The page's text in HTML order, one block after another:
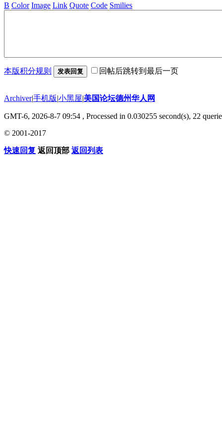
B Color Image Link Quote Code Smilies
本版积分规则 发表回复 回帖后跳转到最后一页
Archiver|手机版|小黑屋|美国论坛德州华人网
GMT-6, 2026-8-7 09:54 , Processed in 0.030255 second(s), 22
© 2001-2017
快速回复 返回顶部 返回列表